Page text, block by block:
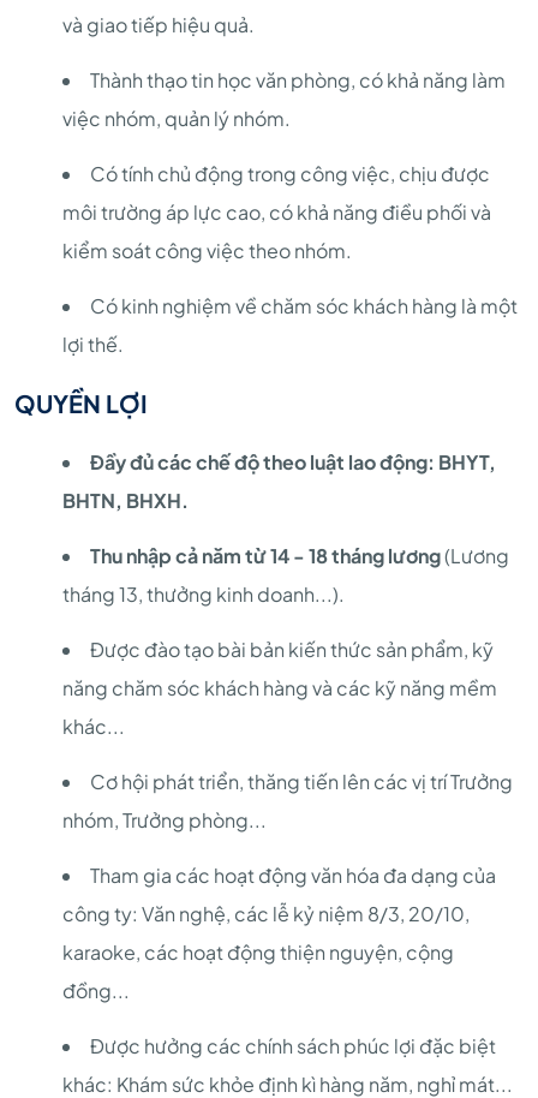
và giao tiếp hiệu quả.
Thành thạo tin học văn phòng, có khả năng làm
việc nhóm, quản lý nhóm.
Có tính chủ động trong công việc, chịu được
môi trường áp lực cao, có khả năng điều phối và
kiểm soát công việc theo nhóm.
Có kinh nghiệm về chăm sóc khách hàng là một
lợi thế.
QUYỀN LỢI
Đầy đủ các chế độ theo luật lao động: BHYT,
BHTN, BHXH.
Thu nhập cả năm từ 14 - 18 tháng lương(Lương
tháng 13, thưởng kinh doanh...).
Được đào tạo bài bản kiến thức sản phẩm, kỹ
năng chăm sóc khách hàng và các kỹ năng mềm
khác...
Cơ hội phát triển, thăng tiến lên các vị trí Trưởng
nhóm, Trưởng phòng...
Tham gia các hoạt động văn hóa đa dạng của
công ty: Văn nghệ, các lễ kỷ niệm 8/3, 20/10,
karaoke, các hoạt động thiện nguyện, cộng
đồng...
Được hưởng các chính sách phúc lợi đặc biệt
khác: Khám sức khỏe định kì hàng năm, nghỉ mát...